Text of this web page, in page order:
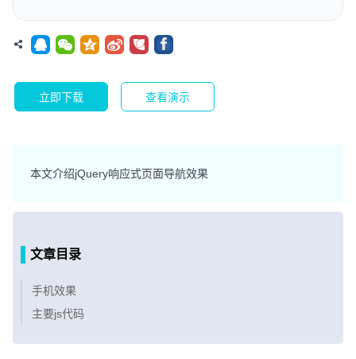
立即下载 查看演示
本文介绍jQuery响应式页面导航效果
文章目录
手机效果
主要js代码